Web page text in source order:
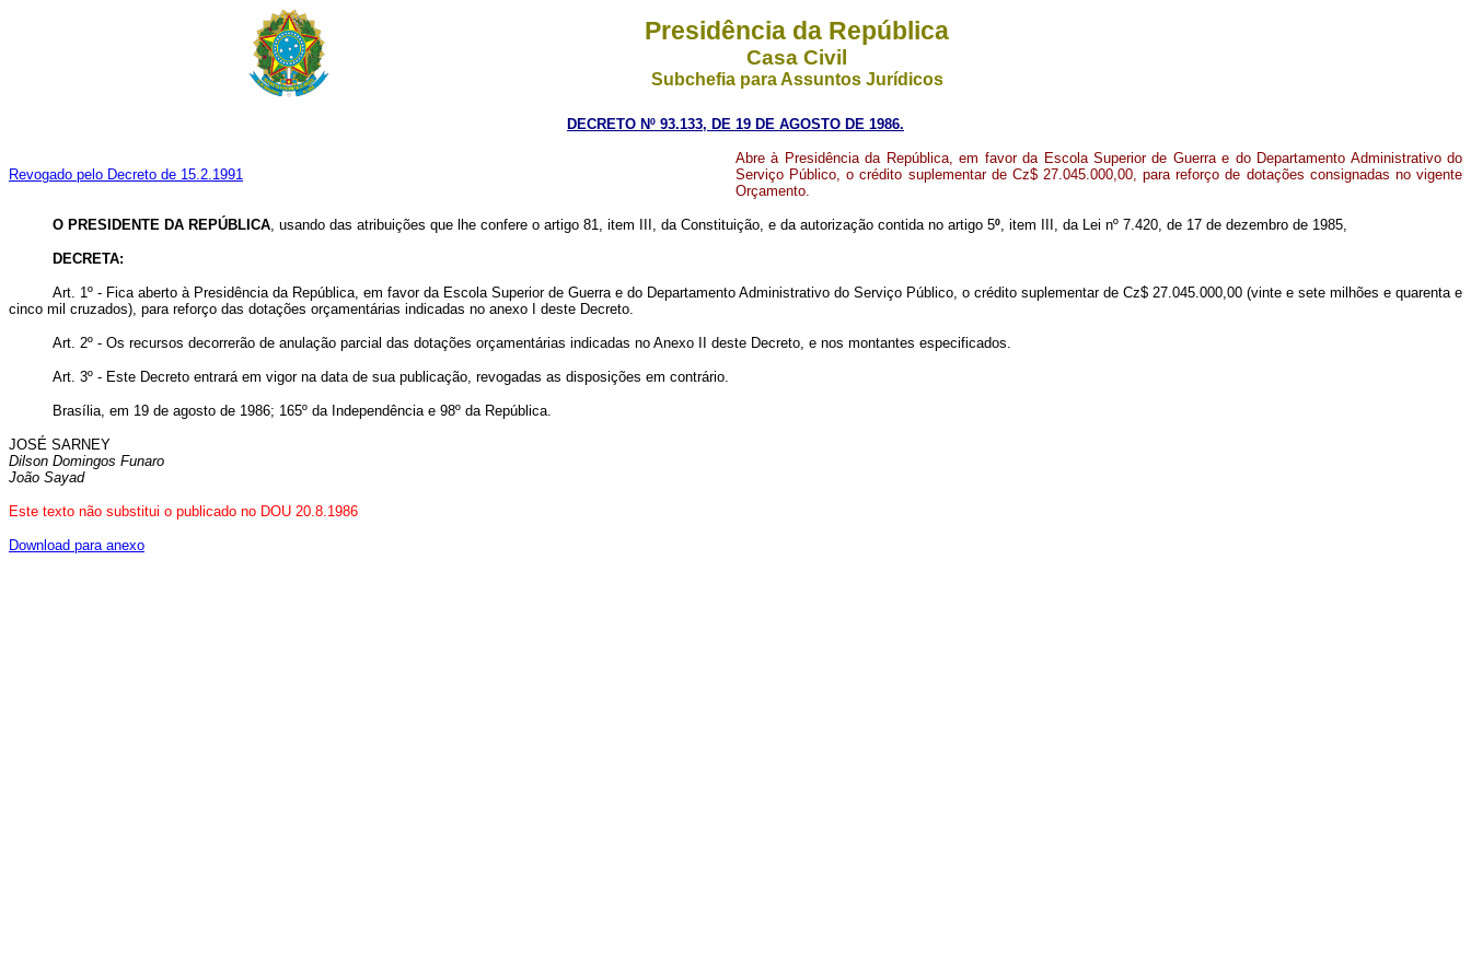
Presidência da República
Casa Civil
Subchefia para Assuntos Jurídicos
DECRETO Nº 93.133, DE 19 DE AGOSTO DE 1986.
Revogado pelo Decreto de 15.2.1991
Abre à Presidência da República, em favor da Escola Superior de Guerra e do Departamento Administrativo do
Serviço Público, o crédito suplementar de Cz$ 27.045.000,00, para reforço de dotações consignadas no vigente
Orçamento.
O PRESIDENTE DA REPÚBLICA, usando das atribuições que lhe confere o artigo 81, item III, da Constituição, e da autorização contida no artigo 5º, item III, da Lei nº 7.420, de 17 de dezembro de 1985,
DECRETA:
Art. 1º - Fica aberto à Presidência da República, em favor da Escola Superior de Guerra e do Departamento Administrativo do Serviço Público, o crédito suplementar de Cz$ 27.045.000,00 (vinte e sete milhões e quarenta e
cinco mil cruzados), para reforço das dotações orçamentárias indicadas no anexo I deste Decreto.
Art. 2º - Os recursos decorrerão de anulação parcial das dotações orçamentárias indicadas no Anexo II deste Decreto, e nos montantes especificados.
Art. 3º - Este Decreto entrará em vigor na data de sua publicação, revogadas as disposições em contrário.
Brasília, em 19 de agosto de 1986; 165º da Independência e 98º da República.
JOSÉ SARNEY
Dilson Domingos Funaro
João Sayad
Este texto não substitui o publicado no DOU 20.8.1986
Download para anexo